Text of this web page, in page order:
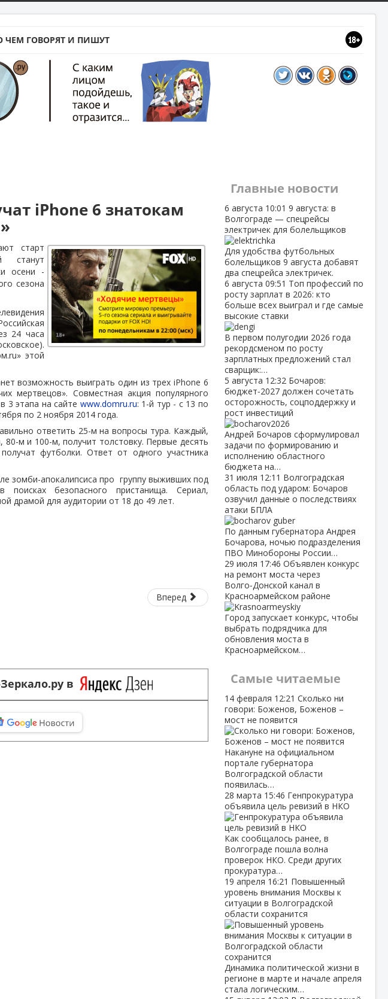
ЧЕМ ГОВОРЯТ И ПИШУТ
iPhone 6 знатокам
старт
станут
осени -
сезона
24 часа
этой
возможность выиграть один из трех iPhone 6
мертвецов». Совместная акция популярного
3 этапа на сайте www.domru.ru: 1-й тур - c 13 по
по 2 ноября 2014 года.
ответить 25-м на вопросы тура. Каждый,
м и 100-м, получит толстовку. Первые десять
футболки. Ответ от одного участника
зомби-апокалипсиса про группу выживших под
безопасного пристанища. Сериал,
драмой для аудитории от 18 до 49 лет.
Вперед
в
Главные новости
6 августа 10:01 9 августа: в
Волгограде — спецрейсы
электричек для болельщиков
Для удобства футбольных
болельщиков 9 августа добавят
два спецрейса электричек.
6 августа 09:51 Топ профессий по
росту зарплат в 2026: кто
больше всех выиграл и где самые
высокие ставки
В первом полугодии 2026 года
рекордсменом по росту
зарплатных предложений стал
сварщик:…
5 августа 12:32 Бочаров:
бюджет‑2027 должен сочетать
осторожность, соцподдержку и
рост инвестиций
Андрей Бочаров сформулировал
задачи по формированию и
исполнению областного
бюджета на…
31 июля 12:11 Волгоградская
область под ударом: Бочаров
озвучил данные о последствиях
атаки БПЛА
По данным губернатора Андрея
Бочарова, ночью подразделения
ПВО Минобороны России…
29 июля 17:46 Объявлен конкурс
на ремонт моста через
Волго‑Донской канал в
Красноармейском районе
Город запускает конкурс, чтобы
выбрать подрядчика для
обновления моста в
Красноармейском…
Самые читаемые
14 февраля 12:21 Сколько ни
говори: Боженов, Боженов –
мост не появится
Накануне на официальном
портале губернатора
Волгоградской области
появилась…
28 марта 15:46 Генпрокуратура
объявила цель ревизий в НКО
Как сообщалось ранее, в
Волгограде пошла волна
проверок НКО. Среди других
прокуратура…
19 апреля 16:21 Повышенный
уровень внимания Москвы к
ситуации в Волгоградской
области сохранится
Динамика политической жизни в
регионе в марте и начале апреля
стала логическим…